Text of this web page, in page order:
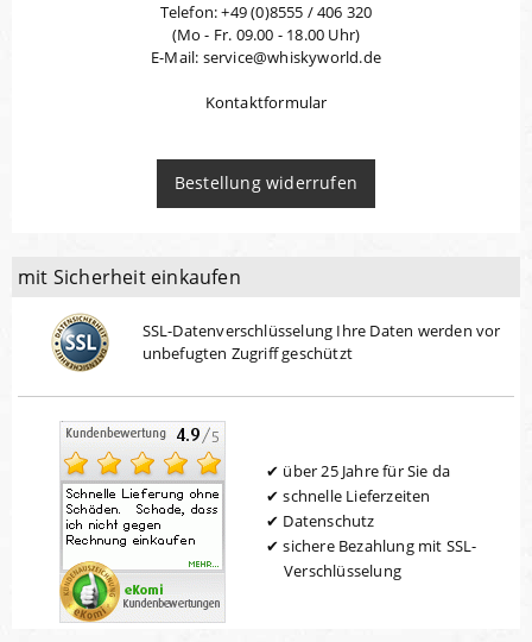
Telefon: +49 (0)8555 / 406 320
(Mo - Fr. 09.00 - 18.00 Uhr)
E-Mail: service@whiskyworld.de
Kontaktformular
Bestellung widerrufen
mit Sicherheit einkaufen
SSL-Datenverschlüsselung Ihre Daten werden vor
unbefugten Zugriff geschützt
über 25 Jahre für Sie da
schnelle Lieferzeiten
Datenschutz
sichere Bezahlung mit SSL-
Verschlüsselung